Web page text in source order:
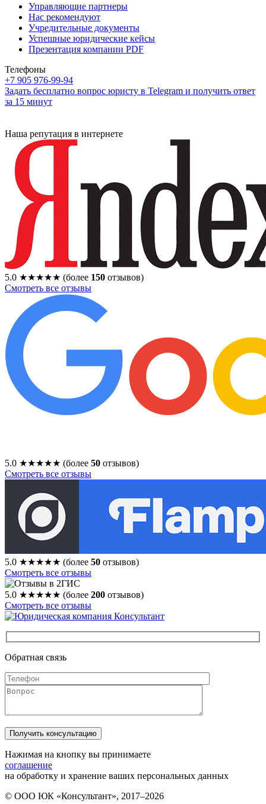
Управляющие партнеры
Нас рекомендуют
Учредительные документы
Успешные юридические кейсы
Презентация компании PDF
Телефоны
+7 905 976-99-94
Задать бесплатно вопрос юристу в Telegram и получить ответ
за 15 минут
Наша репутация в интернете
5.0 ★★★★★ (более 150 отзывов)
Смотреть все отзывы
5.0 ★★★★★ (более 50 отзывов)
Смотреть все отзывы
5.0 ★★★★★ (более 50 отзывов)
Смотреть все отзывы
5.0 ★★★★★ (более 200 отзывов)
Смотреть все отзывы
Обратная связь
Нажимая на кнопку вы принимаете
соглашение
на обработку и хранение ваших персональных данных
© ООО ЮК «Консультант», 2017–2026